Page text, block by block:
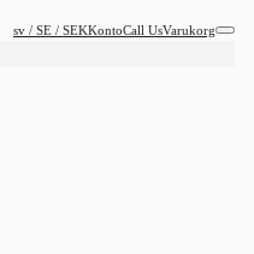
sv / SE / SEKKontoCall UsVarukorg